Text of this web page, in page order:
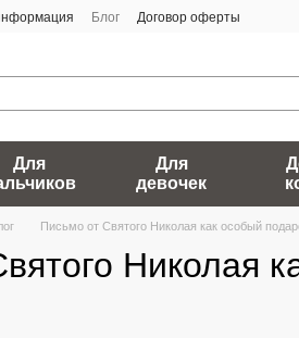
Блог Договор оферты
Для
Для
девочек
Письмо от Святого Николая как особый
Николая